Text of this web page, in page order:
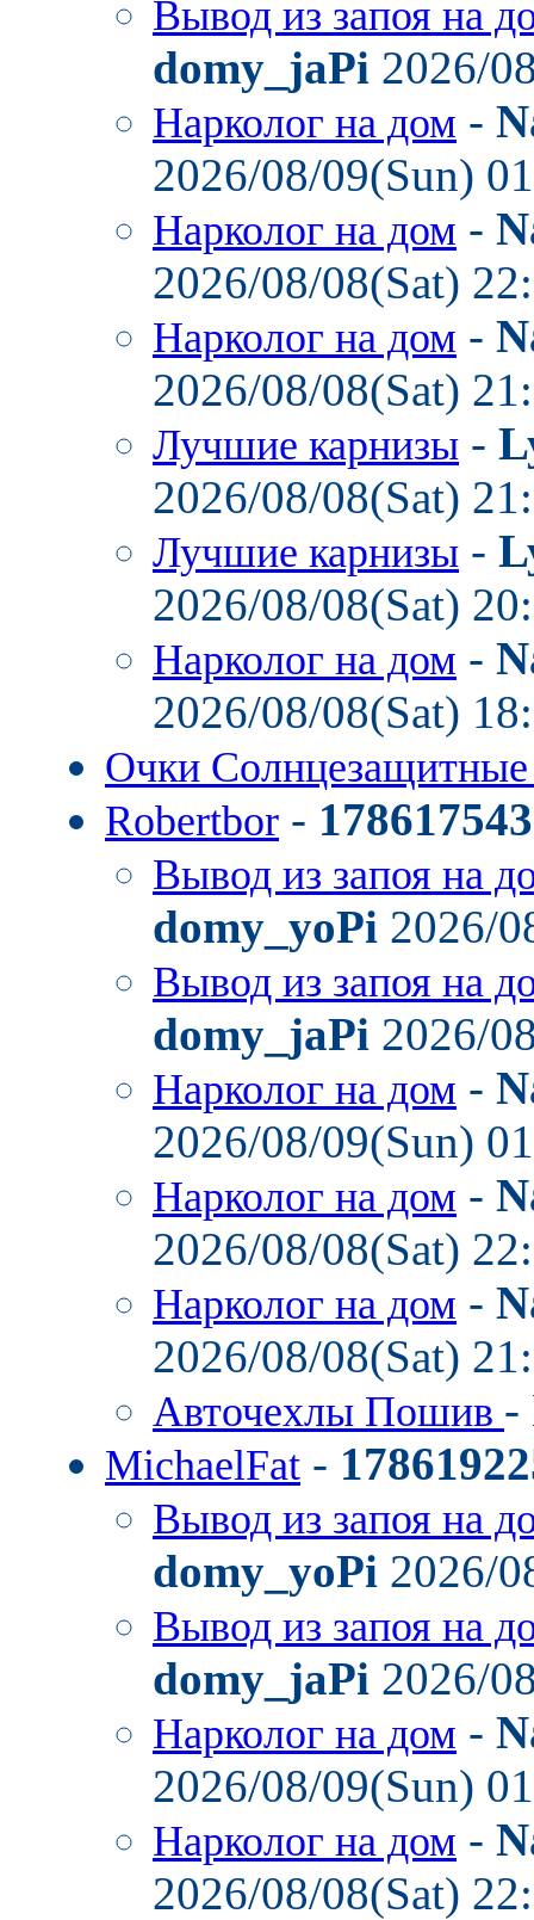
Вывод из запоя на
domy_jaPi 2026/
Нарколог на дом -
2026/08/09(Sun)
Нарколог на дом -
2026/08/08(Sat)
Нарколог на дом -
2026/08/08(Sat)
Лучшие карнизы -
2026/08/08(Sat)
Лучшие карнизы -
2026/08/08(Sat)
Нарколог на дом -
2026/08/08(Sat)
Очки
Robertbor -
Вывод из запоя на
domy_yoPi 2026/
Вывод из запоя на
domy_jaPi 2026/
Нарколог на дом -
2026/08/09(Sun)
Нарколог на дом -
2026/08/08(Sat)
Нарколог на дом -
2026/08/08(Sat)
Авточехлы Пошив -
MichaelFat -
Вывод из запоя на
domy_yoPi 2026/
Вывод из запоя на
domy_jaPi 2026/
Нарколог на дом -
2026/08/09(Sun)
Нарколог на дом -
2026/08/08(Sat)